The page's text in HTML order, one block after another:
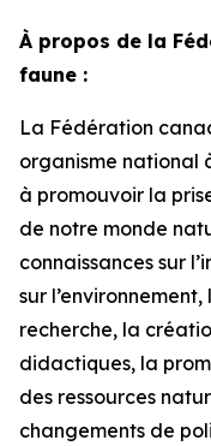
À propos de la
faune :
La Fédération
organisme national
à promouvoir la
de notre monde
connaissances sur
sur
recherche, la
didactiques, la
des ressources
changements de